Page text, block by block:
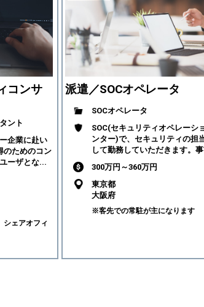
コンサ
ント
企業に赴い
のためのコン
ーザとな...
シェアオフィ
派遣／SOCオペレータ
SOCオペレータ
SOC(セキュリティオペレーシ
ンター)で、セキュリティの担
して勤務していただきます。
300万円～360万円
東京都
大阪府
※客先での常駐が主になります